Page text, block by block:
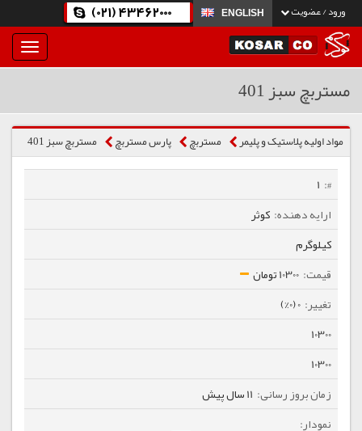
ورود / عضویت ENGLISH
(021) 43462000
بار
و
مستربچ سبز 401
مواد اولیه پلاستیک و پلیمر مستربچ پارس مستربچ مستربچ سبز 401
1
کوثر
کیلوگرم
10300 تومان
0 (0%)
10300
10300
11 سال پیش